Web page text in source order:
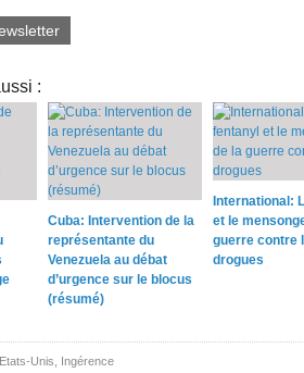
:
Cuba: Intervention de la
représentante du
Venezuela au débat
d’urgence sur le blocus
(résumé)
International:
et le
guerre contre
drogues
Etats-Unis Ingérence